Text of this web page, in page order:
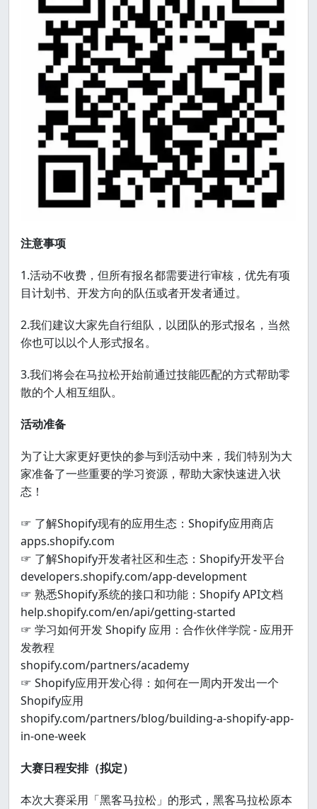
注意事项
1.活动不收费，但所有报名都需要进行审核，优先有项
目计划书、开发方向的队伍或者开发者通过。
2.我们建议大家先自行组队，以团队的形式报名，当然
你也可以以个人形式报名。
3.我们将会在马拉松开始前通过技能匹配的方式帮助零
散的个人相互组队。
活动准备
为了让大家更好更快的参与到活动中来，我们特别为大
家准备了一些重要的学习资源，帮助大家快速进入状
态！
☞ 了解Shopify现有的应用生态：Shopify应用商店
apps.shopify.com
☞ 了解Shopify开发者社区和生态：Shopify开发平台
developers.shopify.com/app-development
☞ 熟悉Shopify系统的接口和功能：Shopify API文档
help.shopify.com/en/api/getting-started
☞ 学习如何开发 Shopify 应用：合作伙伴学院 - 应用开
发教程
shopify.com/partners/academy
☞ Shopify应用开发心得：如何在一周内开发出一个
Shopify应用
shopify.com/partners/blog/building-a-shopify-app-
in-one-week
大赛日程安排（拟定）
本次大赛采用「黑客马拉松」的形式，黑客马拉松原本